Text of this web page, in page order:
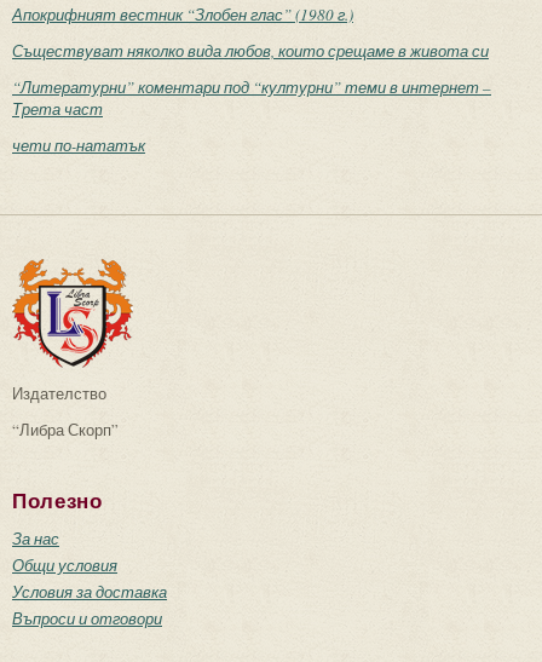
Апокрифният вестник “Злобен глас” (1980 г.)
Съществуват няколко вида любов, които срещаме в живота си
“Литературни” коментари под “културни” теми в интернет –
Трета част
чети по-нататък
Издателство
“Либра Скорп”
Полезно
За нас
Общи условия
Условия за доставка
Въпроси и отговори